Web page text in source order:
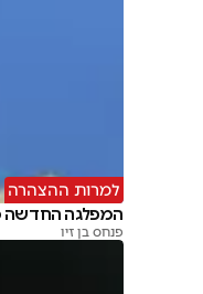
למרות ההצהרה
המפלגה החדשה
פנחס בן זיו